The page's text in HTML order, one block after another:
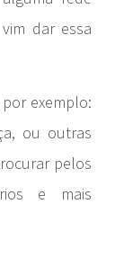
dar essa
exemplo:
ou outras
pelos
e mais